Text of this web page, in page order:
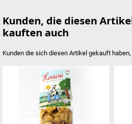
Kunden, die diesen
kauften auch
Kunden die sich diesen Artikel gekauft